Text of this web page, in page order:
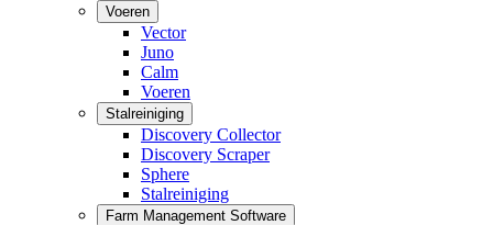
Voeren
Vector
Juno
Calm
Voeren
Stalreiniging
Discovery Collector
Discovery Scraper
Sphere
Stalreiniging
Farm Management Software